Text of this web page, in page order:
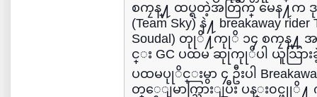
စကၠန္႔ ထပ္ရတဲ့အတြက္ မေန႔က
(Team Sky) နဲ႔ breakaway rider
Soudal) တုုိ႔ကုုိ ၁၄ စကၠန္႔
င္း GC ပထမ ဆုုကုုိပါ ယူသြား
ပထမပုုိင္းမွာ ၄ ဦးပါ
တ္ေျမာက္သြားျပီး ပန္း၀